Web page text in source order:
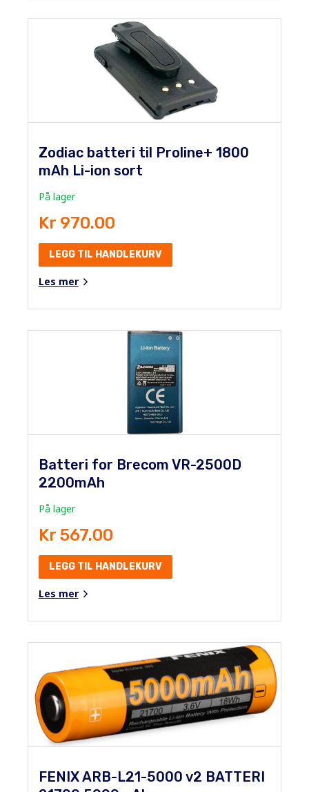
Zodiac batteri til Proline+ 1800
mAh Li-ion sort
På lager
Kr 970.00
LEGG TIL HANDLEKURV
Les mer
Batteri for Brecom VR-2500D
2200mAh
På lager
Kr 567.00
LEGG TIL HANDLEKURV
Les mer
FENIX ARB-L21-5000 v2 BATTERI